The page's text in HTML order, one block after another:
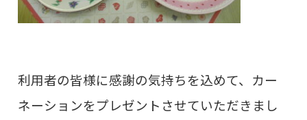
利用者の皆様に感謝の気持ちを込めて、 カー
ネーションをプレゼントさせていただきまし